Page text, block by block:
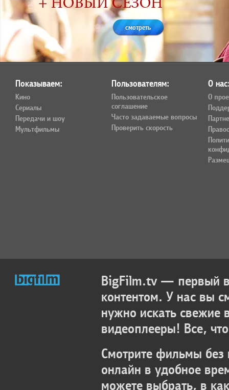
смотреть
Показываем:
Кино
Сериалы
Передачи и шоу
Мультфильмы
Пользователям:
Пользовательское
соглашение
Часто задаваемые вопросы
Проверить скорость
О
О
BigFilm.tv — первый
контентом. У нас вы
нужно искать свежие
видеоплееры! Все,
Смотрите фильмы без
онлайн в удобное
можете выбрать, в